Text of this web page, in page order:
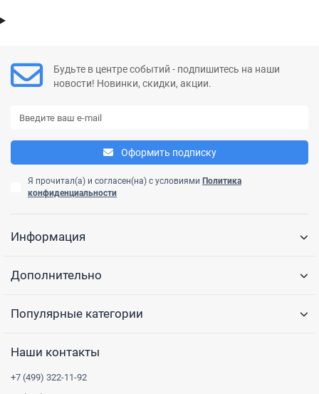
Будьте в центре событий - подпишитесь на наши
новости! Новинки, скидки, акции.
Оформить подписку
Я прочитал(а) и согласен(на) с условиями Политика
конфиденциальности
Информация
Дополнительно
Популярные категории
Наши контакты
+7 (499) 322-11-92